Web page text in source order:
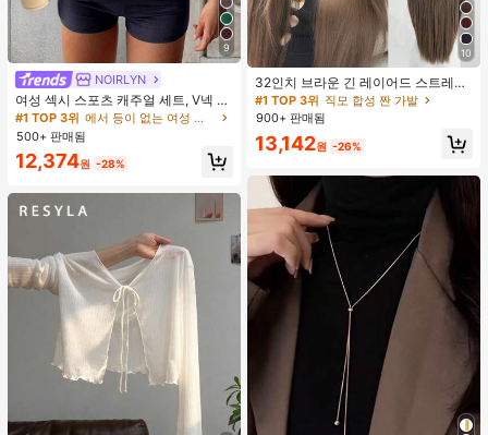
9
NOIRLYN
여성 섹시 스포츠 캐주얼 세트, V넥 상
의와 타이트 반바지 포함, 달리기, 피
트니스 및 기타 여름 우아한 행사에 적
합
#1 TOP 3위
거의 매진!
#1 TOP 3위
에서 등이 없는 여성 투피스 의상
거의 매진!
#1 TOP 3위
에서 등이 없는 여성 투피스 의상
거의 매진!
#1 TOP 3위
거의 매진!
500+ 판매됨
12,374원 -28%
10
32인치 브라운 긴 레이어드 스트레이
트 가발 걸 - 앞머리 있는 우아한 가발
- 어두운 뿌리, 자연스러운 풍성하고
매우 부드러운 합성 내열 섬유 전체 기
계 헤어 가발 걸 일상, 음악 축제 파티,
코스프레 애니메이션 사용, 친구 선물
#1 TOP 3위
직모 합성 짠 가발
거의 매진!
#1 TOP 3위 직모 합성 짠 가발
거의 매진!
#1 TOP 3위 직모 합성 짠 가발
거의 매진!
#1 TOP 3위 직모 합성 짠 가발
거의 매진!
900+ 판매됨
13,142원 -26%